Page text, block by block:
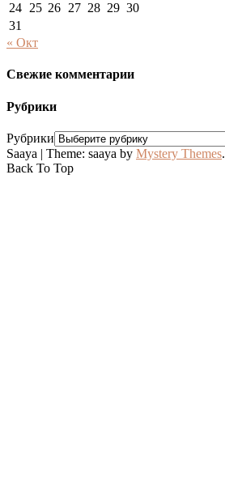
24 25 26 27 28 29 30
31
« Окт
Свежие комментарии
Рубрики
Рубрики
Saaya | Theme: saaya by Mystery Themes.
Back To Top